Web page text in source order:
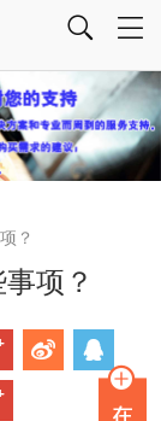
？
项？